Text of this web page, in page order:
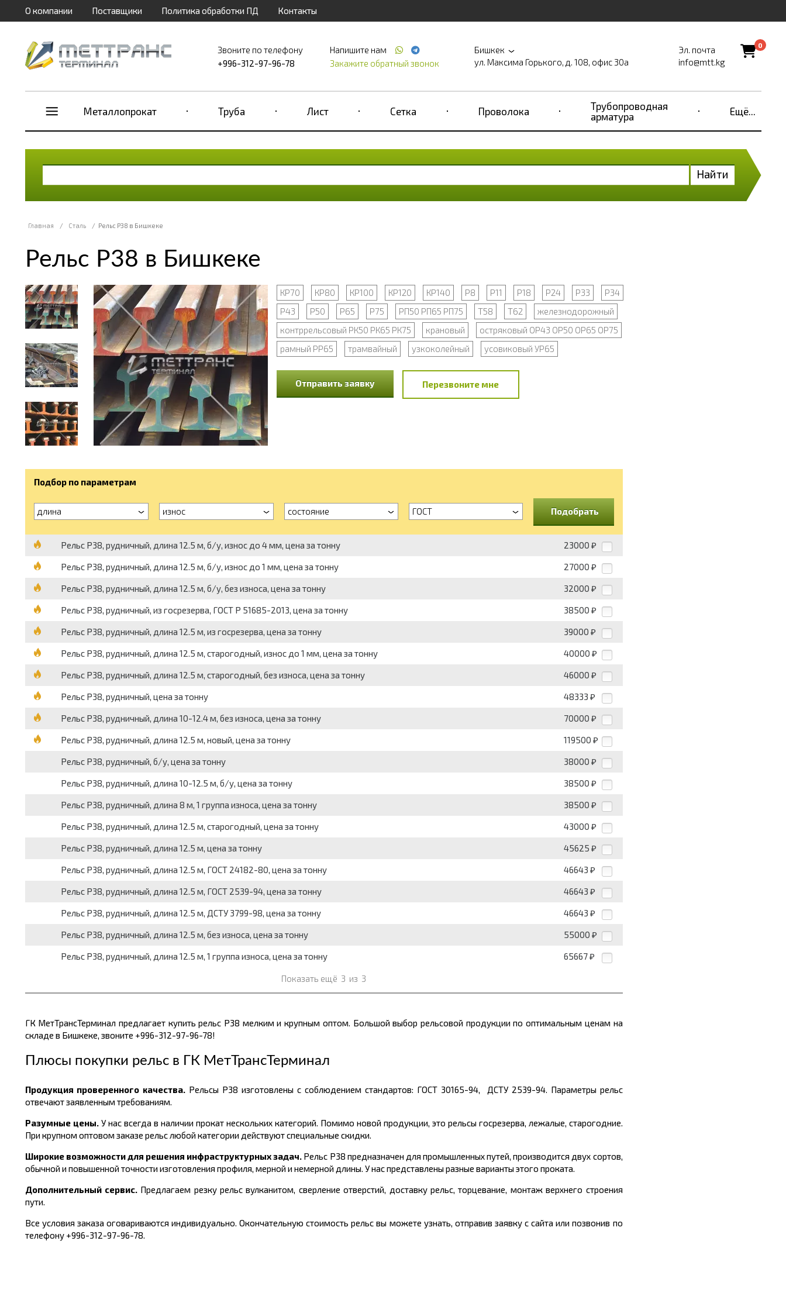
О компании Поставщики Политика обработки ПД Контакты
Звоните по телефону
+996-312-97-96-78
Напишите нам
Закажите обратный звонок
Бишкек
ул. Максима Горького, д. 108, офис 30а
Эл. почта
info@mtt.kg
0
Металлопрокат Труба Лист Сетка Проволока
Трубопроводная
арматура
Ещё...
Найти
Главная / Сталь / Рельс Р38 в Бишкеке
Рельс Р38 в Бишкеке
КР70 КР80 КР100 КР120 КР140 Р8 Р11 Р18 Р24 Р33
Р34
Р43
Р50 Р65 Р75 РП50 РП65 РП75 Т58 Т62
железнодорожный
контррельсовый РК50 РК65 РК75
крановый
остряковый ОР43 ОР50 ОР65 ОР75
рамный РР65
трамвайный узкоколейный усовиковый УР65
Отправить заявку Перезвоните мне
Подбор по параметрам
длина износ состояние ГОСТ Подобрать
Рельс Р38, рудничный, длина 12.5 м, б/у, износ до 4 мм, цена за тонну 23000 ₽
Рельс Р38, рудничный, длина 12.5 м, б/у, износ до 1 мм, цена за тонну 27000 ₽
Рельс Р38, рудничный, длина 12.5 м, б/у, без износа, цена за тонну 32000 ₽
Рельс Р38, рудничный, из госрезерва, ГОСТ Р 51685-2013, цена за тонну 38500 ₽
Рельс Р38, рудничный, длина 12.5 м, из госрезерва, цена за тонну 39000 ₽
Рельс Р38, рудничный, длина 12.5 м, старогодный, износ до 1 мм, цена за тонну 40000 ₽
Рельс Р38, рудничный, длина 12.5 м, старогодный, без износа, цена за тонну 46000 ₽
Рельс Р38, рудничный, цена за тонну 48333 ₽
Рельс Р38, рудничный, длина 10-12.4 м, без износа, цена за тонну 70000 ₽
Рельс Р38, рудничный, длина 12.5 м, новый, цена за тонну 119500 ₽
Рельс Р38, рудничный, б/у, цена за тонну 38000 ₽
Рельс Р38, рудничный, длина 10-12.5 м, б/у, цена за тонну 38500 ₽
Рельс Р38, рудничный, длина 8 м, 1 группа износа, цена за тонну 38500 ₽
Рельс Р38, рудничный, длина 12.5 м, старогодный, цена за тонну 43000 ₽
Рельс Р38, рудничный, длина 12.5 м, цена за тонну 45625 ₽
Рельс Р38, рудничный, длина 12.5 м, ГОСТ 24182-80, цена за тонну 46643 ₽
Рельс Р38, рудничный, длина 12.5 м, ГОСТ 2539-94, цена за тонну 46643 ₽
Рельс Р38, рудничный, длина 12.5 м, ДСТУ 3799-98, цена за тонну 46643 ₽
Рельс Р38, рудничный, длина 12.5 м, без износа, цена за тонну 55000 ₽
Рельс Р38, рудничный, длина 12.5 м, 1 группа износа, цена за тонну 65667 ₽
Показать ещё 3 из 3
ГК МетТрансТерминал предлагает купить рельс Р38 мелким и крупным оптом. Большой выбор рельсовой продукции по оптимальным ценам на
складе в Бишкеке, звоните +996-312-97-96-78!
Плюсы покупки рельс в ГК МетТрансТерминал
Продукция проверенного качества. Рельсы Р38 изготовлены с соблюдением стандартов: ГОСТ 30165-94, ДСТУ 2539-94. Параметры рельс
отвечают заявленным требованиям.
Разумные цены. У нас всегда в наличии прокат нескольких категорий. Помимо новой продукции, это рельсы госрезерва, лежалые, старогодние.
При крупном оптовом заказе рельс любой категории действуют специальные скидки.
Широкие возможности для решения инфраструктурных задач. Рельс Р38 предназначен для промышленных путей, производится двух сортов,
обычной и повышенной точности изготовления профиля, мерной и немерной длины. У нас представлены разные варианты этого проката.
Дополнительный сервис. Предлагаем резку рельс вулканитом, сверление отверстий, доставку рельс, торцевание, монтаж верхнего строения
пути.
Все условия заказа оговариваются индивидуально. Окончательную стоимость рельс вы можете узнать, отправив заявку с сайта или позвонив по
телефону +996-312-97-96-78.